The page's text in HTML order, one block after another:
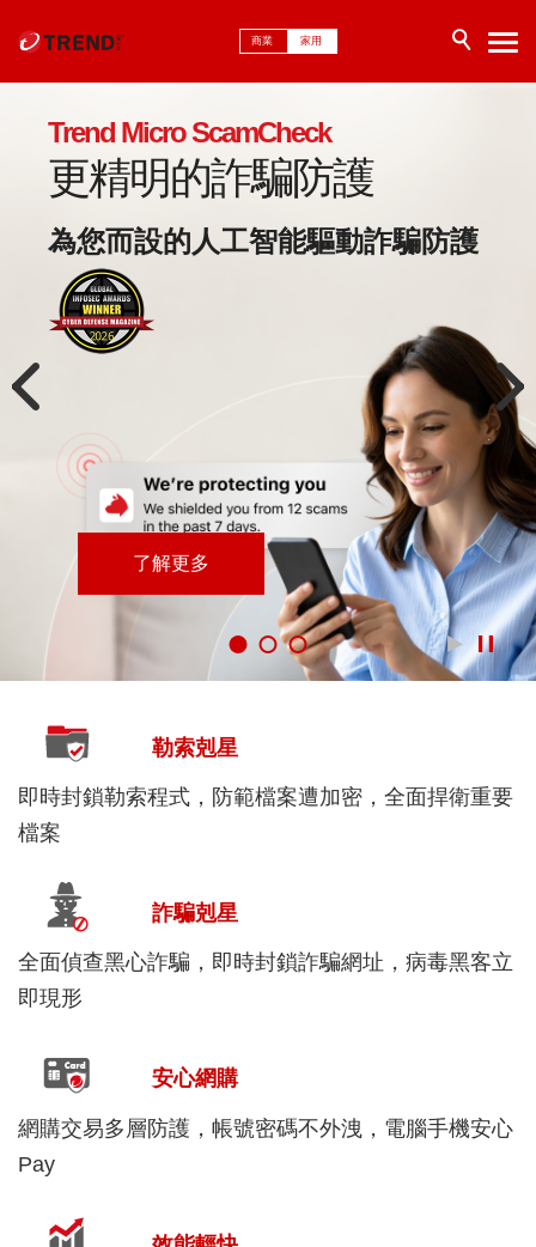
商業 家用
Trend Micro ScamCheck
更精明的詐騙防護
為您而設的人工智能驅動詐騙防護
了解更多
勒索剋星
即時封鎖勒索程式，防範檔案遭加密，全面捍衛重要
檔案
詐騙剋星
全面偵查黑心詐騙，即時封鎖詐騙網址，病毒黑客立
即現形
安心網購
網購交易多層防護，帳號密碼不外洩，電腦手機安心
Pay